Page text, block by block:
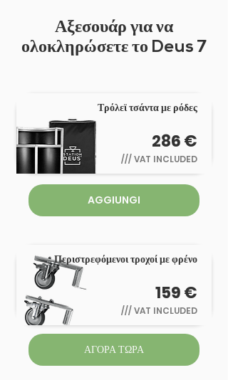
Αξεσουάρ για να
ολοκληρώσετε το Deus 7
Τρόλεϊ τσάντα με ρόδες
286 €
///VAT INCLUDED
Περιστρεφόμενοι τροχοί με φρένο
159 €
///VAT INCLUDED
AGGIUNGI
ΑΓΟΡΑ ΤΩΡΑ